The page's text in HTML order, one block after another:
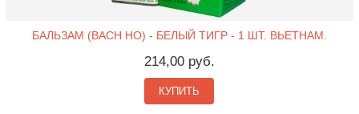
БАЛЬЗАМ (BACH HO) - БЕЛЫЙ ТИГР - 1 ШТ. ВЬЕТНАМ.
214,00 руб.
КУПИТЬ